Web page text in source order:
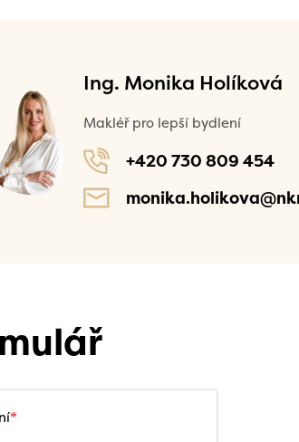
Ing. Monika Holíková
Makléř pro lepší bydlení
+420 730 809 454